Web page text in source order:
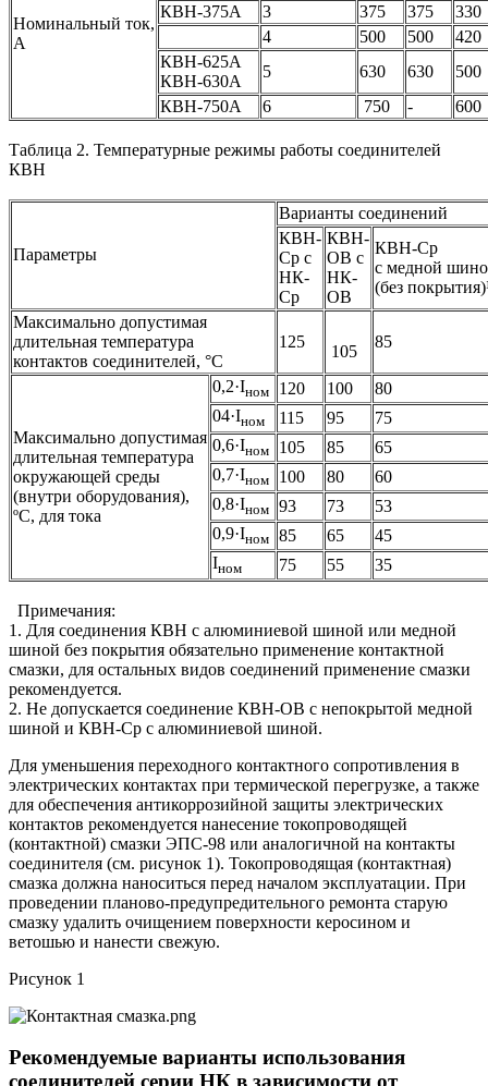
Номинальный ток,
А
КВН-375А
3 375 375
330
4
500 500
420
КВН-625А
КВН-630А
5 630 630
500
КВН-750А
6 750 - 600
Таблица 2. Температурные режимы работы соединителей
КВН
Параметры
Варианты соединений
КВН-
Ср с
НК-
Ср
КВН-
ОВ с
НК-
ОВ
КВН-Ср
с медной
(без
Максимально допустимая
длительная температура
контактов соединителей, °C
125
105
85
Максимально допустимая
длительная температура
окружающей среды
(внутри оборудования),
ºС, для тока
0,2·Iном 120 100
80
04·Iном 115 95
75
0,6·Iном 105 85
65
0,7·Iном 100 80
60
0,8·Iном 93 73
53
0,9·Iном 85 65
45
Iном 75 55 35
Примечания:
1. Для соединения КВН с алюминиевой шиной или медной
шиной без покрытия обязательно применение контактной
смазки, для остальных видов соединений применение смазки
рекомендуется.
2. Не допускается соединение КВН-ОВ с непокрытой медной
шиной и КВН-Ср с алюминиевой шиной.
Для уменьшения переходного контактного сопротивления в
электрических контактах при термической перегрузке, а также
для обеспечения антикоррозийной защиты электрических
контактов рекомендуется нанесение токопроводящей
(контактной) смазки ЭПС-98 или аналогичной на контакты
соединителя (см. рисунок 1). Токопроводящая (контактная)
смазка должна наноситься перед началом эксплуатации. При
проведении планово-предупредительного ремонта старую
смазку удалить очищением поверхности керосином и
ветошью и нанести свежую.
Рисунок 1
Рекомендуемые варианты использования
соединителей серии НК в зависимости от